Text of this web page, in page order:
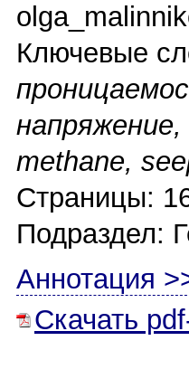
Ключевые
methane,
Страницы:
Подраздел:
Аннотация
Скачать